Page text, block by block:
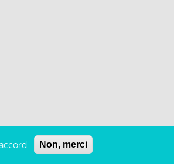
d’utilisation et d’abonnement
Non, merci